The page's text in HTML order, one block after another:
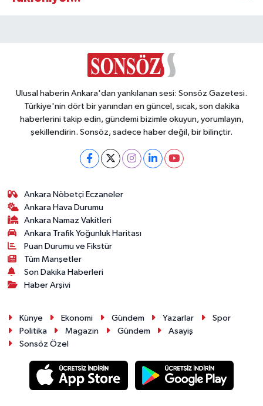
Ulusal haberin Ankara'dan yankılanan sesi: Sonsöz Gazetesi.
Türkiye'nin dört bir yanından en güncel, sıcak, son dakika
haberlerini takip edin, gündemi bizimle okuyun, yorumlayın,
şekillendirin. Sonsöz, sadece haber değil, bir bilinçtir.
Ankara Nöbetçi Eczaneler
Ankara Hava Durumu
Ankara Namaz Vakitleri
Ankara Trafik Yoğunluk Haritası
Puan Durumu ve Fikstür
Tüm Manşetler
Son Dakika Haberleri
Haber Arşivi
Künye Ekonomi Gündem Yazarlar
Spor
Politika
Magazin Gündem
Asayiş
Sonsöz Özel